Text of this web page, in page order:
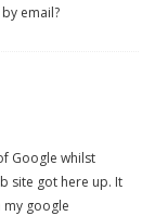
email?
Google whilst
site got here up. It
my google